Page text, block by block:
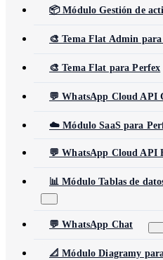
📦 Módulo Gestión de
🎨 Tema Flat Admin
🎨 Tema Flat para Perfex
💬 WhatsApp Cloud API
☁️ Módulo SaaS para
💬 WhatsApp Cloud API
📊 Módulo Tablas de
💬 WhatsApp Chat
📐 Módulo Diagramy